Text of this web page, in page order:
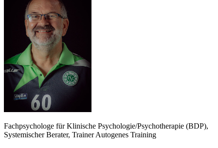
Fachpsychologe für Klinische Psychologie/Psychotherapie (BDP),
Systemischer Berater, Trainer Autogenes Training